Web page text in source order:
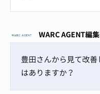
WARC AGENT編
豊田さんから見て改
はありますか？